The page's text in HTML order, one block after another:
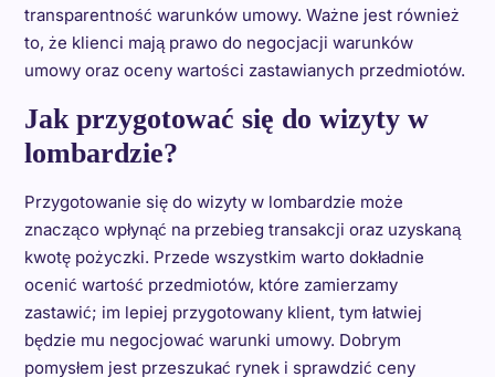
transparentność warunków umowy. Ważne jest również
to, że klienci mają prawo do negocjacji warunków
umowy oraz oceny wartości zastawianych przedmiotów.
Jak przygotować się do wizyty w
lombardzie?
Przygotowanie się do wizyty w lombardzie może
znacząco wpłynąć na przebieg transakcji oraz uzyskaną
kwotę pożyczki. Przede wszystkim warto dokładnie
ocenić wartość przedmiotów, które zamierzamy
zastawić; im lepiej przygotowany klient, tym łatwiej
będzie mu negocjować warunki umowy. Dobrym
pomysłem jest przeszukać rynek i sprawdzić ceny